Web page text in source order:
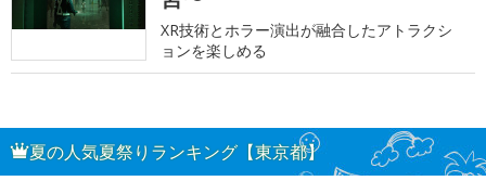
XR技術とホラー演出が融合したアトラクシ
ョンを楽しめる
夏の人気夏祭りランキング【東京都】